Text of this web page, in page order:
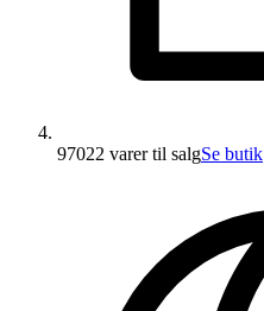
97022 varertil salgSe butik